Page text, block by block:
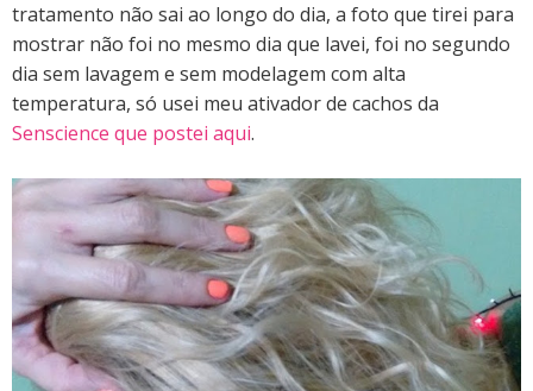
tratamento não sai ao longo do dia, a foto que tirei para
mostrar não foi no mesmo dia que lavei, foi no segundo
dia sem lavagem e sem modelagem com alta
temperatura, só usei meu ativador de cachos da
Senscience que postei aqui.